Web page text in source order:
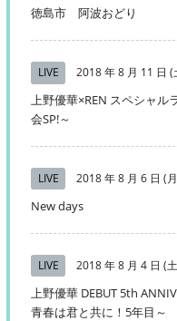
徳島市 阿波おどり
LIVE 2018 年 8 月 11 日 (
上野優華×REN スペシャ
会SP!～
LIVE 2018 年 8 月 6 日 (
New days
LIVE 2018 年 8 月 4 日 (
上野優華 DEBUT 5th
青春は君と共に！5年目～